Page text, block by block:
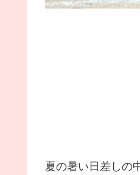
夏の暑い日差しの